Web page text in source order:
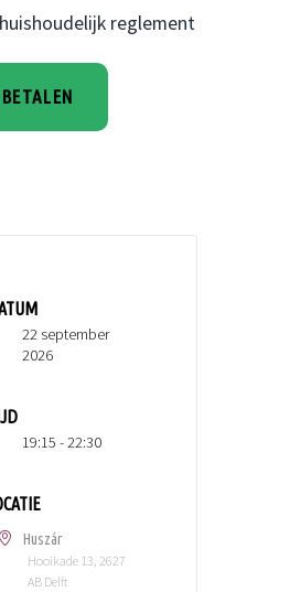
reglement
22 september
2026
19:15 - 22:30
Huszár
Hooikade 13, 2627
AB Delft